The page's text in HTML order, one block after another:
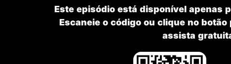
Este episódio está disponível apenas
Escaneie o código ou clique no
assista